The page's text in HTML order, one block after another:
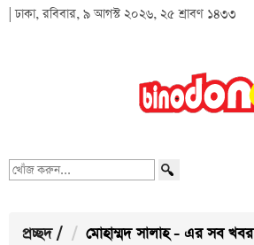
| ঢাকা, রবিবার, ৯ আগস্ট ২০২৬, ২৫ শ্রাবণ ১৪৩৩
খোঁজ
প্রচ্ছদ / মোহাম্মদ সালাহ - এর সব খবর